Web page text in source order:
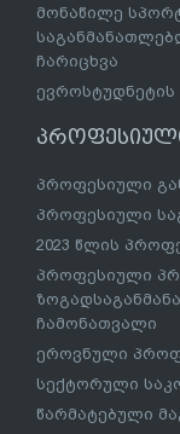
მონაწილე
ჩარიცხვა
პროფესიული
პროფესიული
2023 წლის
პროფესიული
ჩამონათვალი
ეროვნული
სექტორული
წარმატებული